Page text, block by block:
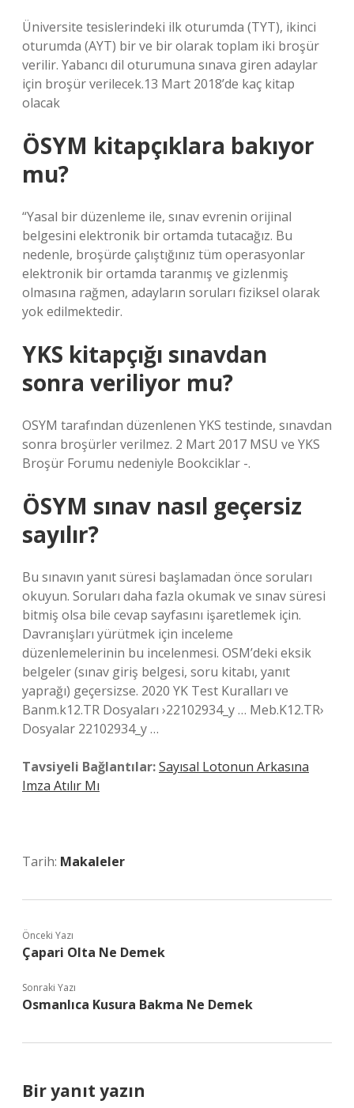
Üniversite tesislerindeki ilk oturumda (TYT), ikinci
oturumda (AYT) bir ve bir olarak toplam iki broşür
verilir. Yabancı dil oturumuna sınava giren adaylar
için broşür verilecek.13 Mart 2018’de kaç kitap
olacak
ÖSYM kitapçıklara bakıyor
mu?
“Yasal bir düzenleme ile, sınav evrenin orijinal
belgesini elektronik bir ortamda tutacağız. Bu
nedenle, broşürde çalıştığınız tüm operasyonlar
elektronik bir ortamda taranmış ve gizlenmiş
olmasına rağmen, adayların soruları fiziksel olarak
yok edilmektedir.
YKS kitapçığı sınavdan
sonra veriliyor mu?
OSYM tarafından düzenlenen YKS testinde, sınavdan
sonra broşürler verilmez. 2 Mart 2017 MSU ve YKS
Broşür Forumu nedeniyle Bookciklar -.
ÖSYM sınav nasıl geçersiz
sayılır?
Bu sınavın yanıt süresi başlamadan önce soruları
okuyun. Soruları daha fazla okumak ve sınav süresi
bitmiş olsa bile cevap sayfasını işaretlemek için.
Davranışları yürütmek için inceleme
düzenlemelerinin bu incelenmesi. OSM’deki eksik
belgeler (sınav giriş belgesi, soru kitabı, yanıt
yaprağı) geçersizse. 2020 YK Test Kuralları ve
Banm.k12.TR Dosyaları ›22102934_y … Meb.K12.TR›
Dosyalar 22102934_y …
Tavsiyeli Bağlantılar:Sayısal Lotonun Arkasına
Imza Atılır Mı
Tarih: Makaleler
Önceki Yazı
Çapari Olta Ne Demek
Sonraki Yazı
Osmanlıca Kusura Bakma Ne Demek
Bir yanıt yazın